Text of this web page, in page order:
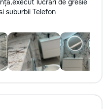
lucrari de gresie
suburbii Telefon